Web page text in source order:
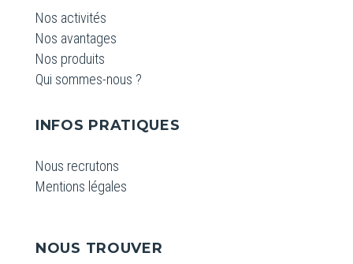
Nos activités
Nos avantages
Nos produits
Qui sommes-nous ?
INFOS PRATIQUES
Nous recrutons
Mentions légales
NOUS TROUVER